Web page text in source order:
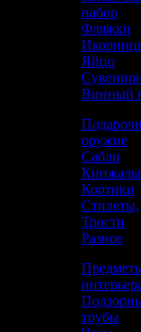
набор
Фляжки
Яйцо
Винный
оружие
Сабли
Кинжалы
Кортики
Стилеты,
Трости
Разное
трубы